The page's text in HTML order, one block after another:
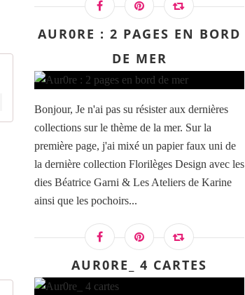
AUR0RE : 2 PAGES EN BORD
DE MER
Bonjour, Je n'ai pas su résister aux dernières
collections sur le thème de la mer. Sur la
première page, j'ai mixé un papier faux uni de
la dernière collection Florilèges Design avec les
dies Béatrice Garni & Les Ateliers de Karine
ainsi que les pochoirs...
AUR0RE_ 4 CARTES